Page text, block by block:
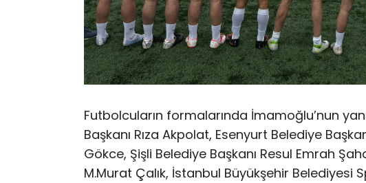
Futbolcuların formalarında İmamoğlu’nun
Başkanı Rıza Akpolat, Esenyurt Belediye
Gökce, Şişli Belediye Başkanı Resul Emrah
M.Murat Çalık, İstanbul Büyükşehir Belediyesi